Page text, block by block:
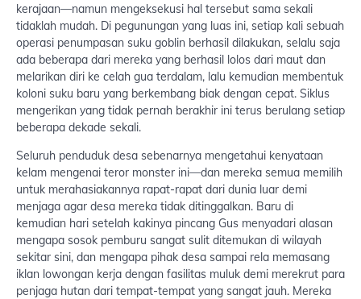
kerajaan—namun mengeksekusi hal tersebut sama sekali
tidaklah mudah. Di pegunungan yang luas ini, setiap kali sebuah
operasi penumpasan suku goblin berhasil dilakukan, selalu saja
ada beberapa dari mereka yang berhasil lolos dari maut dan
melarikan diri ke celah gua terdalam, lalu kemudian membentuk
koloni suku baru yang berkembang biak dengan cepat. Siklus
mengerikan yang tidak pernah berakhir ini terus berulang setiap
beberapa dekade sekali.
Seluruh penduduk desa sebenarnya mengetahui kenyataan
kelam mengenai teror monster ini—dan mereka semua memilih
untuk merahasiakannya rapat-rapat dari dunia luar demi
menjaga agar desa mereka tidak ditinggalkan. Baru di
kemudian hari setelah kakinya pincang Gus menyadari alasan
mengapa sosok pemburu sangat sulit ditemukan di wilayah
sekitar sini, dan mengapa pihak desa sampai rela memasang
iklan lowongan kerja dengan fasilitas muluk demi merekrut para
penjaga hutan dari tempat-tempat yang sangat jauh. Mereka